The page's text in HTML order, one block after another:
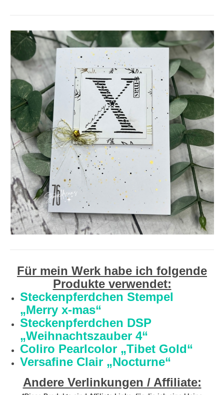
Für mein Werk habe ich folgende
Produkte verwendet:
Steckenpferdchen Stempel
„Merry x-mas“
Steckenpferdchen DSP
„Weihnachtszauber 4“
Coliro Pearlcolor „Tibet Gold“
Versafine Clair „Nocturne“
Andere Verlinkungen / Affiliate: